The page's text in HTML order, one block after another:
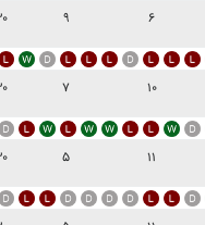
۹ ۶
۷ ۱۰
۵ ۱۱